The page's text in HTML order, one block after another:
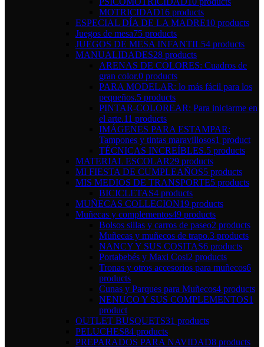
MOTRICIDAD16 products
ESPECIAL DÍA DE LA MADRE10 products
Juegos de mesa75 products
JUEGOS DE MESA INFANTIL54 products
MANUALIDADES28 products
ARENAS DE COLORES: Cuadros de
gran color.0 products
PARA MODELAR: lo más fácil para los
pequeños.5 products
PINTAR-COLOREAR: Para iniciarme en
el arte.11 products
IMÁGENES PARA ESTAMPAR:
Tampones y tintas maravillosos1 product
TÉCNICAS INCREÍBLES.5 products
MATERIAL ESCOLAR29 products
MI FIESTA DE CUMPLEAÑOS5 products
MIS MEDIOS DE TRANSPORTE5 products
BICICLETAS4 products
MUÑECAS COLLECION19 products
Muñecas y complementos49 products
Bolsos sillas y carros de paseo2 products
Muñecas y muñecos de trapo.3 products
NANCY Y SUS COSITAS6 products
Portabebés y Maxi Cosi2 products
Tronas y otros accesorios para muñecos6
products
Cunas y Parques para Muñecos4 products
NENUCO Y SUS COMPLEMENTOS1
product
OUTLET BUSQUETS31 products
PELUCHES84 products
PREPARADOS PARA NAVIDAD8 products